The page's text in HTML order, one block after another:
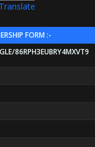
Translate
FORM :-
86RPH3EUBRY4MXVT9